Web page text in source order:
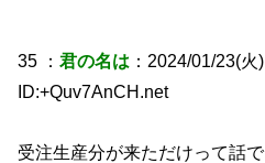
35 ：君の名は ：2024/01/23(
ID:+Quv7AnCH.net
受注生産分が来ただけって話で